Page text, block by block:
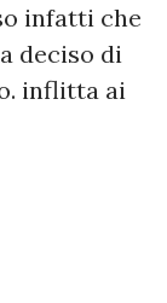
infatti che
deciso di
inflitta ai